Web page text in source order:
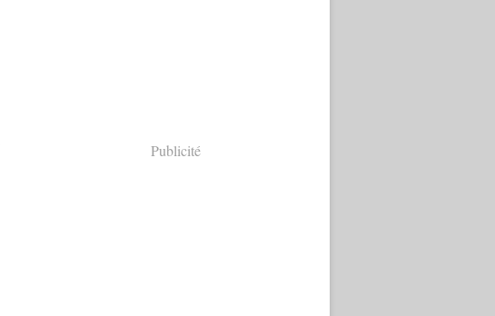
Publicité